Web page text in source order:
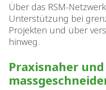
Über das RSM-
Unterstützung bei
Projekten und über
hinweg.
Praxisnaher und